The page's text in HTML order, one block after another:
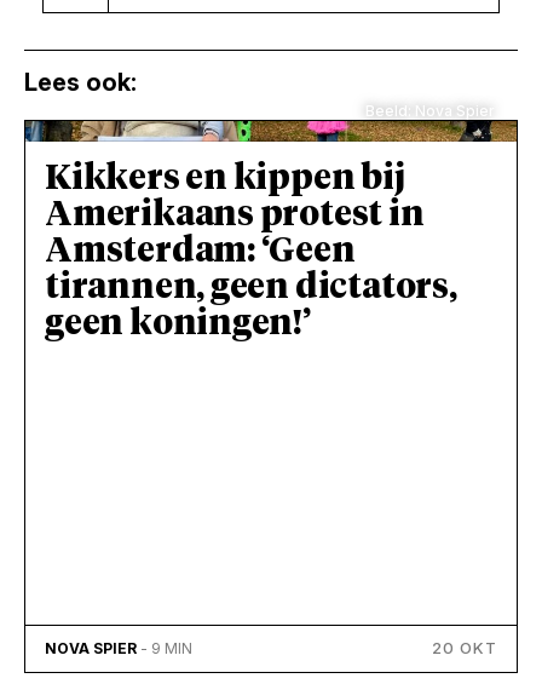
Lees ook:
Beeld: Nova Spier
Kikkers en kippen bij
Amerikaans protest in
Amsterdam: ‘Geen
tirannen, geen dictators,
geen koningen!’
NOVA SPIER - 9 MIN 20 OKT